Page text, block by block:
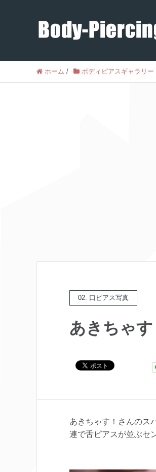
ホーム / ボディピアスギャラリー
02. 口ピアス写真
あきちゃ
あきちゃす！さんのス
連で舌ピアスが並ぶセ